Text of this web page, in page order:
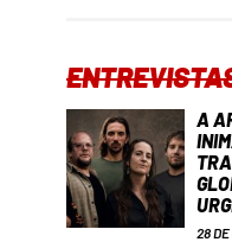
A
28